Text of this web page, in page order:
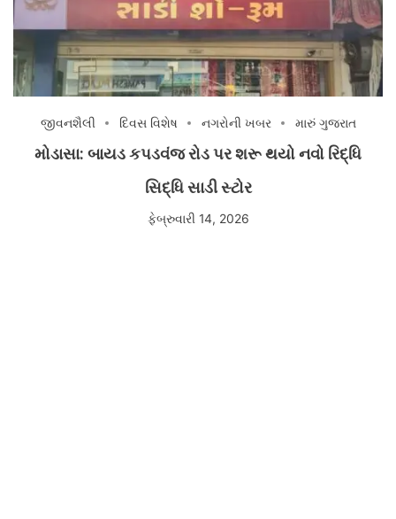
જીવનશૈલી દિવસ વિશેષ નગરોની ખબર મારું ગુજરાત
મોડાસા: બાયડ કપડવંજ રોડ પર શરૂ થયો નવો રિદ્ધિ
સિદ્ધિ સાડી સ્ટોર
ફેબ્રુવારી 14, 2026